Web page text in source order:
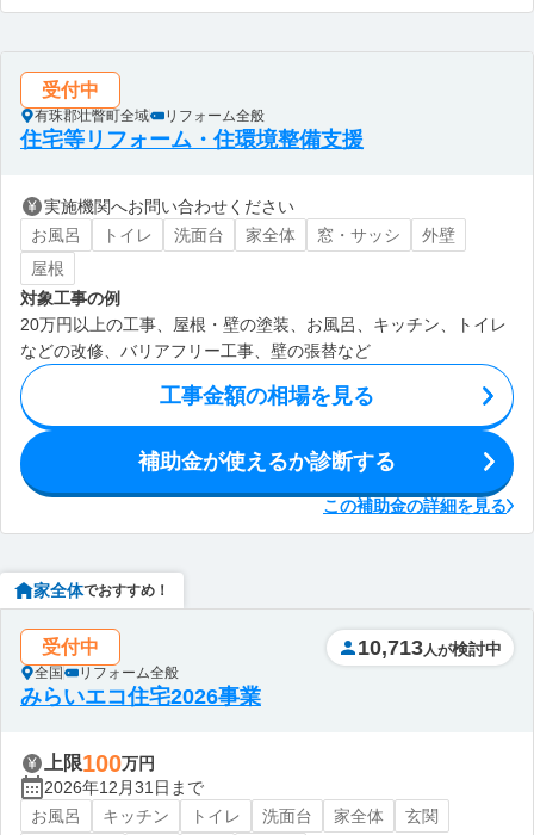
受付中
有珠郡壮瞥町全域 リフォーム全般
住宅等リフォーム・住環境整備支援
実施機関へお問い合わせください
お風呂
トイレ 洗面台 家全体 窓・サッシ
外壁
屋根
対象工事の例
20万円以上の工事、屋根・壁の塗装、お風呂、キッチン、トイレ
などの改修、バリアフリー工事、壁の張替など
工事金額の相場を見る
補助金が使えるか診断する
この補助金の詳細を見る
家全体でおすすめ！
受付中
全国 リフォーム全般
10,713 人が検討中
みらいエコ住宅2026事業
上限100万円
2026年12月31日まで
お風呂
キッチン トイレ 洗面台 家全体 玄関